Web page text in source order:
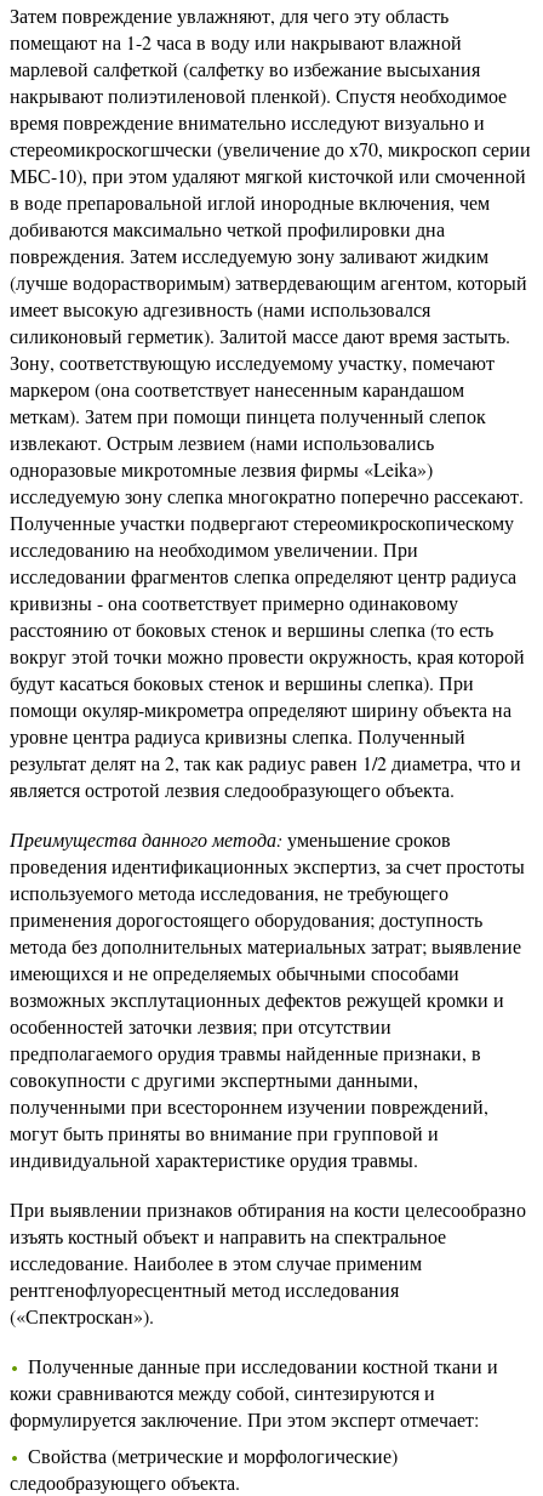
Затем повреждение увлажняют, для чего эту область
помещают на 1-2 часа в воду или накрывают влажной
марлевой салфеткой (салфетку во избежание высыхания
накрывают полиэтиленовой пленкой). Спустя необходимое
время повреждение внимательно исследуют визуально и
стереомикроскогшчески (увеличение до х70, микроскоп серии
МБС-10), при этом удаляют мягкой кисточкой или смоченной
в воде препаровальной иглой инородные включения, чем
добиваются максимально четкой профилировки дна
повреждения. Затем исследуемую зону заливают жидким
(лучше водорастворимым) затвердевающим агентом, который
имеет высокую адгезивность (нами использовался
силиконовый герметик). Залитой массе дают время застыть.
Зону, соответствующую исследуемому участку, помечают
маркером (она соответствует нанесенным карандашом
меткам). Затем при помощи пинцета полученный слепок
извлекают. Острым лезвием (нами использовались
одноразовые микротомные лезвия фирмы «Leika»)
исследуемую зону слепка многократно поперечно рассекают.
Полученные участки подвергают стереомикроскопическому
исследованию на необходимом увеличении. При
исследовании фрагментов слепка определяют центр радиуса
кривизны - она соответствует примерно одинаковому
расстоянию от боковых стенок и вершины слепка (то есть
вокруг этой точки можно провести окружность, края которой
будут касаться боковых стенок и вершины слепка). При
помощи окуляр-микрометра определяют ширину объекта на
уровне центра радиуса кривизны слепка. Полученный
результат делят на 2, так как радиус равен 1/2 диаметра, что и
является остротой лезвия следообразующего объекта.
Преимущества данного метода: уменьшение сроков
проведения идентификационных экспертиз, за счет простоты
используемого метода исследования, не требующего
применения дорогостоящего оборудования; доступность
метода без дополнительных материальных затрат; выявление
имеющихся и не определяемых обычными способами
возможных эксплутационных дефектов режущей кромки и
особенностей заточки лезвия; при отсутствии
предполагаемого орудия травмы найденные признаки, в
совокупности с другими экспертными данными,
полученными при всестороннем изучении повреждений,
могут быть приняты во внимание при групповой и
индивидуальной характеристике орудия травмы.
При выявлении признаков обтирания на кости целесообразно
изъять костный объект и направить на спектральное
исследование. Наиболее в этом случае применим
рентгенофлуоресцентный метод исследования
(«Спектроскан»).
Полученные данные при исследовании костной ткани и
кожи сравниваются между собой, синтезируются и
формулируется заключение. При этом эксперт отмечает:
Свойства (метрические и морфологические)
следообразующего объекта.